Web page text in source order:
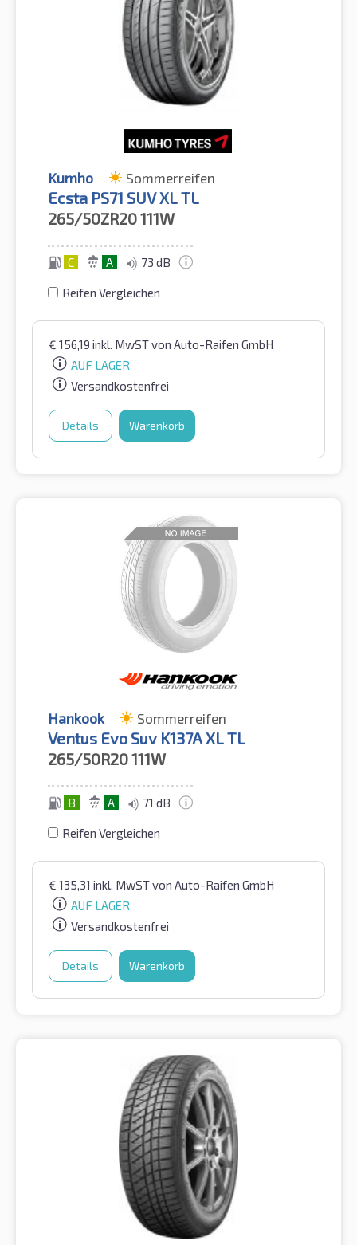
Kumho Sommerreifen
Ecsta PS71 SUV XL TL
265/50ZR20111W
C A 73 dB
Reifen Vergleichen
€ 156,19 inkl. MwSTvon Auto-Raifen GmbH
AUF LAGER
Versandkostenfrei
Details Warenkorb
Hankook Sommerreifen
Ventus Evo Suv K137A XL TL
265/50R20111W
B A 71 dB
Reifen Vergleichen
€ 135,31 inkl. MwSTvon Auto-Raifen GmbH
AUF LAGER
Versandkostenfrei
Details Warenkorb